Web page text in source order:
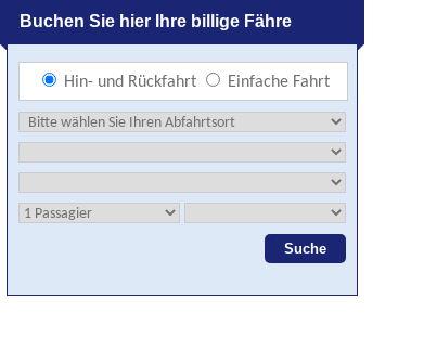
Buchen Sie hier Ihre billige Fähre
Hin- und Rückfahrt Einfache Fahrt